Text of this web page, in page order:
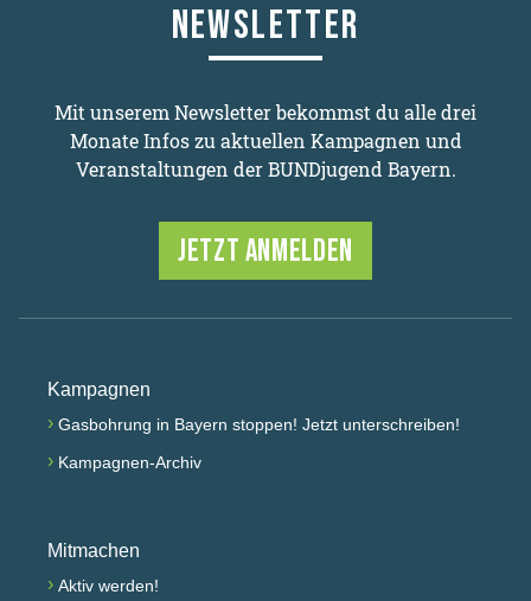
NEWSLETTER
Mit unserem Newsletter bekommst du alle drei
Monate Infos zu aktuellen Kampagnen und
Veranstaltungen der BUNDjugend Bayern.
JETZT ANMELDEN
Kampagnen
› Gasbohrung in Bayern stoppen! Jetzt unterschreiben!
› Kampagnen-Archiv
Mitmachen
› Aktiv werden!